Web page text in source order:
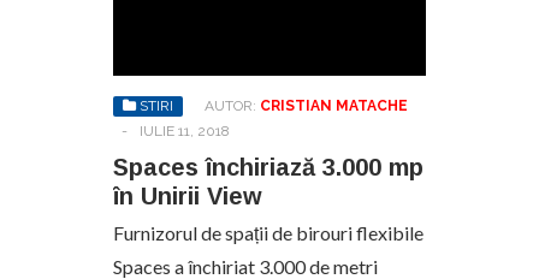
STIRI AUTOR: CRISTIAN MATACHE
-
IULIE 11, 2018
Spaces închiriază 3.000 mp
în Unirii View
Furnizorul de spații de birouri flexibile
Spaces a închiriat 3.000 de metri